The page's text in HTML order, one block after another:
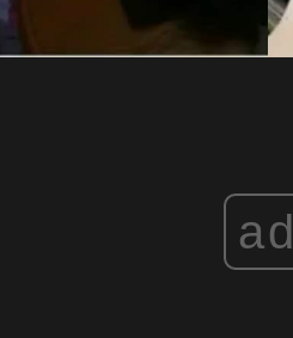
ad